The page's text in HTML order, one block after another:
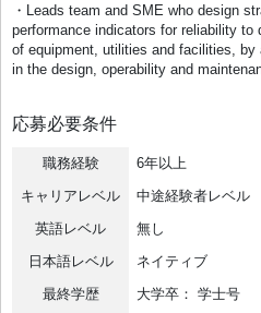
・Leads team and SME who design
performance indicators for reliability
of equipment, utilities and facilities,
in the design, operability and
応募必要条件
職務経験
6年以上
キャリアレベル
中途経験者レベル
英語レベル
無し
日本語レベル
ネイティブ
最終学歴
大学卒： 学士号